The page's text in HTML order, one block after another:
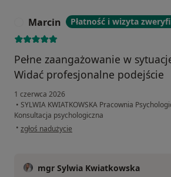
Marcin Płatność i wizyta
Pełne zaangażowanie w
Widać profesjonalne podejście
1 czerwca 2026
• SYLWIA KWIATKOWSKA Pracownia
Konsultacja psychologiczna
• w opinii użytkownika Marcin
zgłoś nadużycie
mgr Sylwia Kwiatkowska